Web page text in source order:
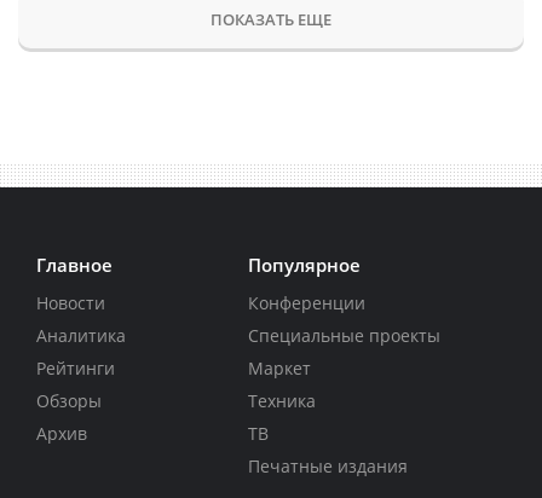
ПОКАЗАТЬ ЕЩЕ
Главное
Новости
Аналитика
Рейтинги
Обзоры
Архив
Популярное
Конференции
Специальные проекты
Маркет
Техника
ТВ
Печатные издания